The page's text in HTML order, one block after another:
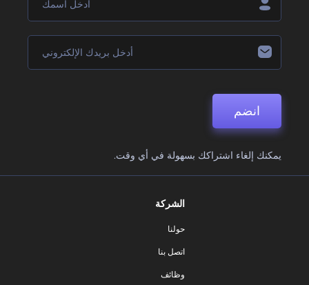
انضم
يمكنك إلغاء اشتراكك بسهولة في أي وقت.
الشركة
حولنا
اتصل بنا
وظائف